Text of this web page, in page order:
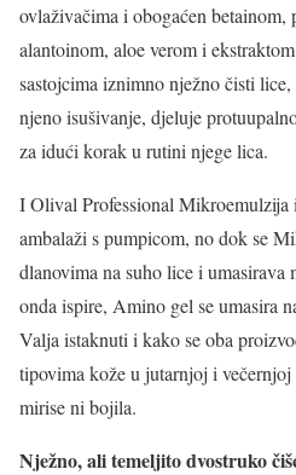
ovlaživačima i obogaćen
alantoinom, aloe verom i
sastojcima iznimno nježno čisti
njeno isušivanje, djeluje
za idući korak u rutini njege lica.
I Olival Professional Mikroemulzija
ambalaži s pumpicom, no dok se
dlanovima na suho lice i
onda ispire, Amino gel se umasira
Valja istaknuti i kako se oba
tipovima kože u jutarnjoj i večernjoj
mirise ni bojila.
Nježno, ali temeljito dvostruko